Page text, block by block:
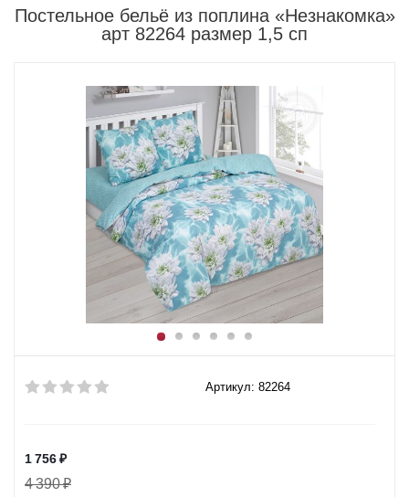
Постельное бельё из поплина «Незнакомка»
арт 82264 размер 1,5 сп
Артикул: 82264
1 756₽
4 390₽